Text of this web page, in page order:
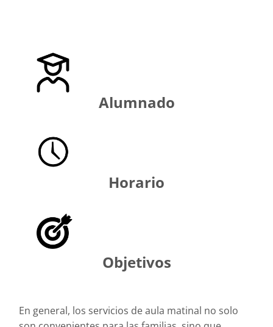
Alumnado
Horario
Objetivos
En general, los servicios de aula matinal no solo